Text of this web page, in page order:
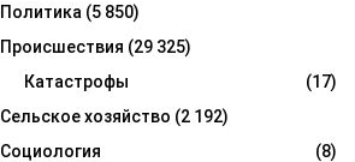
Политика (5 850)
Происшествия (29 325)
Катастрофы
(17)
Сельское хозяйство (2 192)
Социология
(8)